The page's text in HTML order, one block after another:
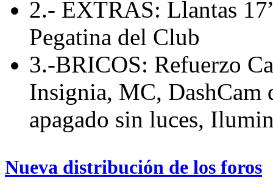
2.- EXTRAS: Llantas
Pegatina del Club
3.-BRICOS: Refuerzo
Insignia, MC, DashCam
apagado sin luces,
Nueva distribución de los foros